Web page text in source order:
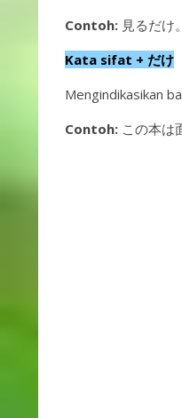
Contoh: 見るだけ
Kata sifat + だけ
Mengindikasikan
Contoh: この本は